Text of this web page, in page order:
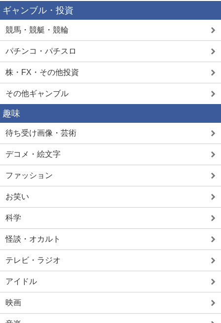
ギャンブル・投資
競馬・競艇・競輪
パチンコ・パチスロ
株・FX・その他投資
その他ギャンブル
趣味
待ち受け画像・芸術
デコメ・絵文字
ファッション
お笑い
科学
怪談・オカルト
テレビ・ラジオ
アイドル
映画